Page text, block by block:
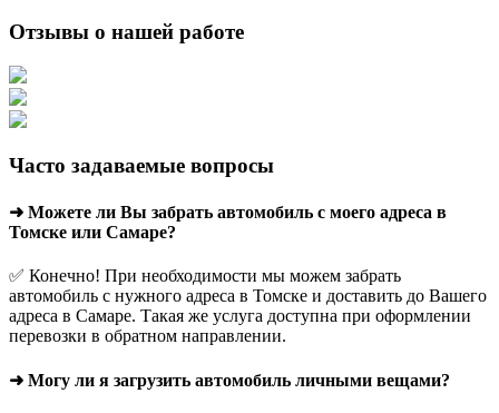
Отзывы о нашей работе
Часто задаваемые вопросы
➜ Можете ли Вы забрать автомобиль с моего адреса в
Томске или Самаре?
✅ Конечно! При необходимости мы можем забрать
автомобиль с нужного адреса в Томске и доставить до Вашего
адреса в Самаре. Такая же услуга доступна при оформлении
перевозки в обратном направлении.
➜ Могу ли я загрузить автомобиль личными вещами?